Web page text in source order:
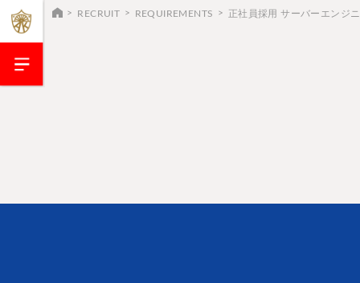
RECRUIT REQUIREMENTS 正社員採用 サーバーエンジ